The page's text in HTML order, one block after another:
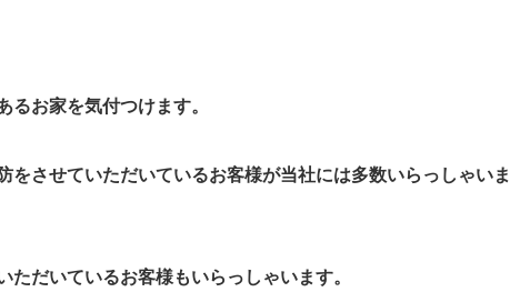
お家を気付つけます。
をさせていただいているお客様が当社には多数いらっしゃいま
だいているお客様もいらっしゃいます。